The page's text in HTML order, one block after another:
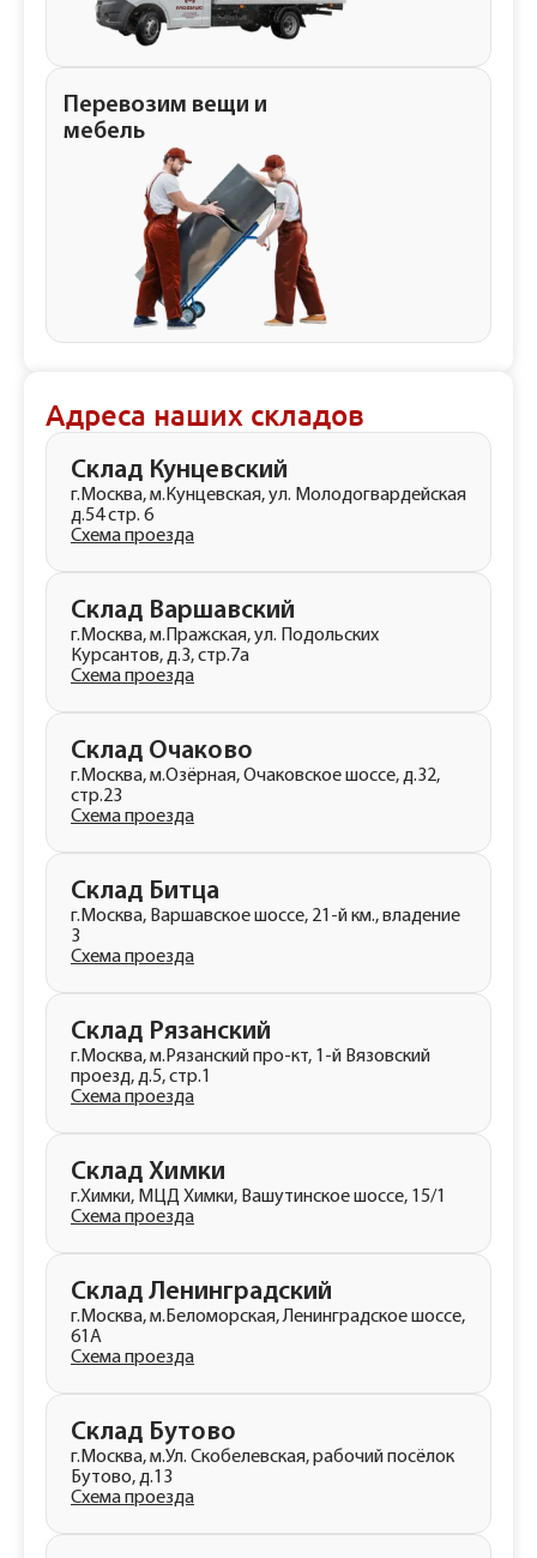
Перевозим вещи и
мебель
Адреса наших складов
Склад Кунцевский
г.Москва, м.Кунцевская, ул. Молодогвардейская
д.54 стр. 6
Схема проезда
Склад Варшавский
г.Москва, м.Пражская, ул. Подольских
Курсантов, д.3, стр.7a
Схема проезда
Склад Очаково
г.Москва, м.Озёрная, Очаковское шоссе, д.32,
стр.23
Схема проезда
Склад Битца
г.Москва, Варшавское шоссе, 21-й км., владение
3
Схема проезда
Склад Рязанский
г.Москва, м.Рязанский про-кт, 1-й Вязовский
проезд, д.5, стр.1
Схема проезда
Склад Химки
г.Химки, МЦД Химки, Вашутинское шоссе, 15/1
Схема проезда
Склад Ленинградский
г.Москва, м.Беломорская, Ленинградское шоссе,
61А
Схема проезда
Склад Бутово
г.Москва, м.Ул. Скобелевская, рабочий посёлок
Бутово, д.13
Схема проезда